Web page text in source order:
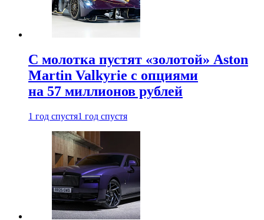
С молотка пустят «золотой» Aston
Martin Valkyrie с опциями
на 57 миллионов рублей
1 год спустя1 год спустя